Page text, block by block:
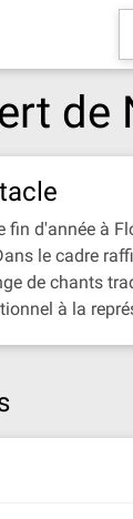
de
fin d'année à
le cadre
de chants
à la